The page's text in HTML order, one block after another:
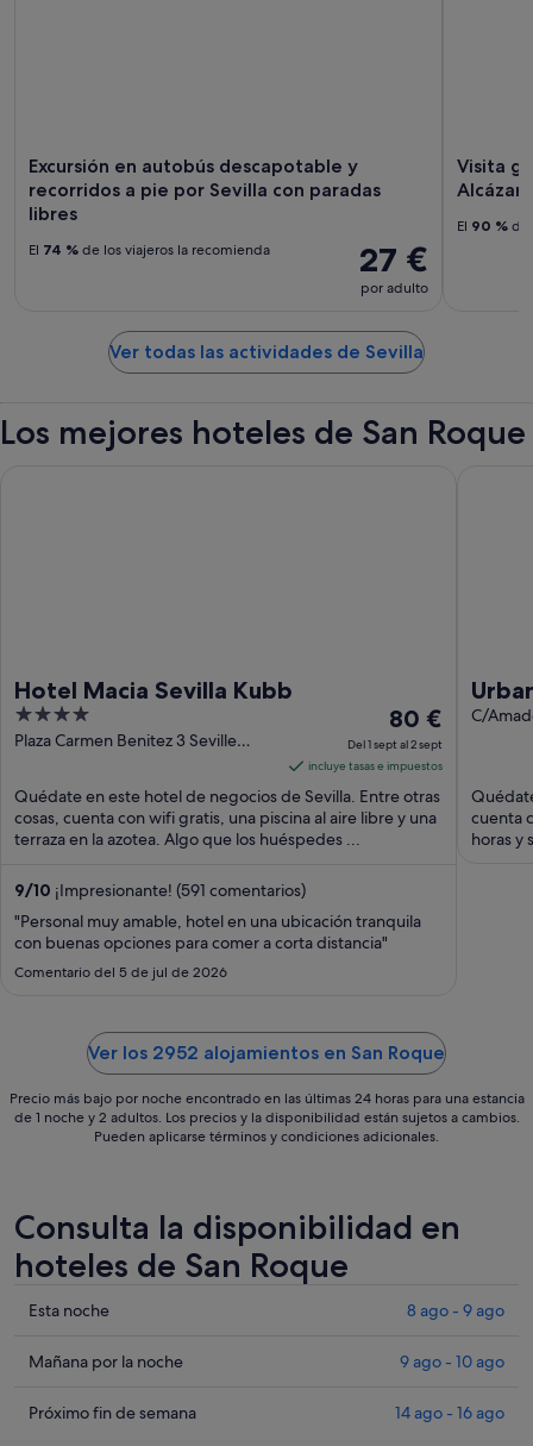
Excursión en autobús descapotable y
recorridos a pie por Sevilla con paradas
libres
27 €
por adulto
El 74 % de los viajeros la recomienda
Visita
Alcázar
El 90 % de
Ver todas las actividades de Sevilla
Los mejores hoteles de San Roque
Hotel Macia Sevilla Kubb
4
out
5
Plaza Carmen Benitez 3 Seville
El
precio
es
de
80 €
1
80 €
Del 1 sept al 2 sept
incluye tasas e impuestos
Quédate en este hotel de negocios de Sevilla. Entre otras
cosas, cuenta con wifi gratis, una piscina al aire libre y una
terraza en la azotea. Algo que los huéspedes ...
9/10 ¡Impresionante! (591 comentarios)
"Personal muy amable, hotel en una ubicación tranquila
con buenas opciones para comer a corta distancia"
Comentario del 5 de jul de 2026
C/
cuenta
horas y
Ver los 2952 alojamientos en San Roque
Precio más bajo por noche encontrado en las últimas 24 horas para una estancia
de 1 noche y 2 adultos. Los precios y la disponibilidad están sujetos a cambios.
Pueden aplicarse términos y condiciones adicionales.
Consulta la disponibilidad en
hoteles de San Roque
Comprueba
precios
San
Esta noche 8 ago - 9 ago
Comprueba
precios
Mañana por la noche 9 ago - 10 ago
Comprueba
Próximo fin de semana 14 ago - 16 ago